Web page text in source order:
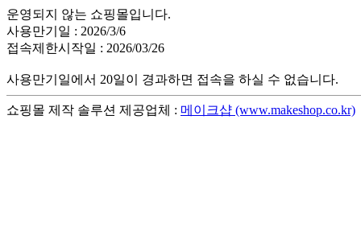
운영되지 않는 쇼핑몰입니다.
사용만기일 : 2026/3/6
접속제한시작일 : 2026/03/26
사용만기일에서 20일이 경과하면 접속을 하실 수 없습니다.
쇼핑몰 제작 솔루션 제공업체 : 메이크샵 (www.makeshop.co.kr)